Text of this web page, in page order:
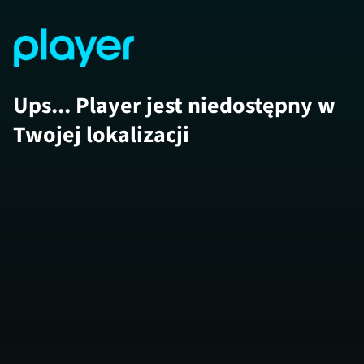
Ups... Player jest niedostępny w
Twojej lokalizacji